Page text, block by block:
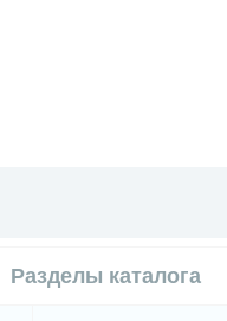
Разделы каталога